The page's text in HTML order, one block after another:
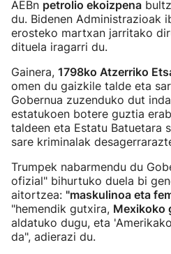
AEBn petrolio ekoizpena
du. Bidenen Administrazioak
erosteko martxan jarritako
dituela iragarri du.
Gainera, 1798ko Atzerriko
omen du gaizkile talde eta
Gobernua zuzenduko dut
estatukoen botere guztia
taldeen eta Estatu Batuetara
sare kriminalak
Trumpek nabarmendu du
ofizial" bihurtuko duela bi
aitortzea: "maskulinoa eta
"hemendik gutxira, Mexikoko
aldatuko dugu, eta
da", adierazi du.